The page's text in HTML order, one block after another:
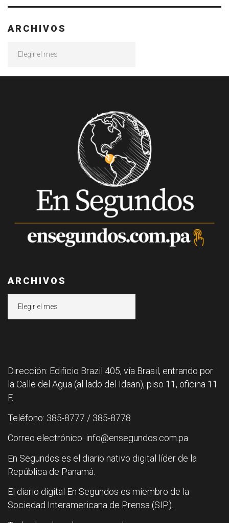
ARCHIVOS
ARCHIVOS
Dirección: Edificio Brazil 405, vía Brasil, entrando por
la Calle del Agua (al lado del Idaan), piso 11, oficina 11
F.
Teléfono: 385-8777 / 385-8778
Correo electrónico: info@ensegundos.com.pa
En Segundos es el diario nativo digital líder de la
República de Panamá.
El diario digital En Segundos es miembro de la
Sociedad Interamericana de Prensa (SIP).